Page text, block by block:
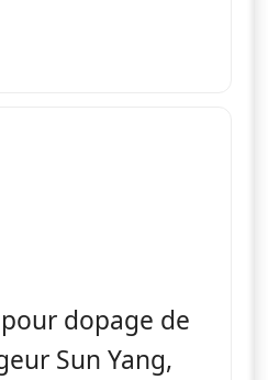
Play
dopage de
Sun Yang,